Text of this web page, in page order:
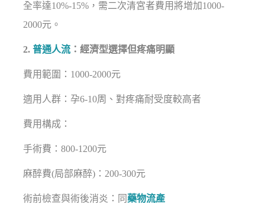
全率達10%-15%，需二次清宮者費用將增加1000-
2000元。
2.普通人流 ：經濟型選擇但疼痛明顯
費用範圍：1000-2000元
適用人群：孕6-10周、對疼痛耐受度較高者
費用構成：
手術費：800-1200元
麻醉費(局部麻醉)：200-300元
術前檢查與術後消炎：同 藥物流產